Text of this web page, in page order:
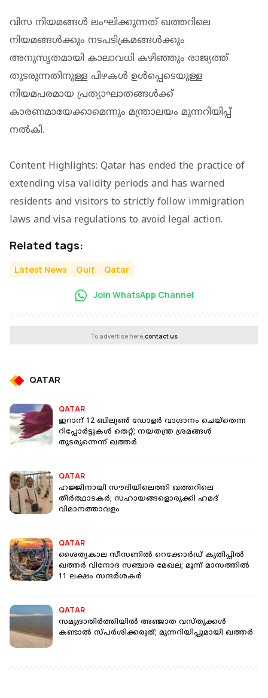
വിസ നിയമങ്ങൾ ലംഘിക്കുന്നത് ഖത്തറിലെ
നിയമങ്ങൾക്കും നടപടിക്രമങ്ങൾക്കും
അനുസൃതമായി കാലാവധി കഴിഞ്ഞും രാജ്യത്ത്
തുടരുന്നതിനുള്ള പിഴകൾ ഉൾപ്പെടെയുള്ള
നിയമപരമായ പ്രത്യാഘാതങ്ങൾക്ക്
കാരണമായേക്കാമെന്നും മന്ത്രാലയം മുന്നറിയിപ്പ്
നൽകി.
Content Highlights: Qatar has ended the practice of
extending visa validity periods and has warned
residents and visitors to strictly follow immigration
laws and visa regulations to avoid legal action.
Related tags:
Latest News Gulf Qatar
Join WhatsApp Channel
To advertise here,contact us
QATAR
QATAR
ഇറാന് 12 ബില്യൺ ഡോളർ വാഗ്ദാനം ചെയ്തെന്ന
റിപ്പോർട്ടുകൾ തെറ്റ്; നയതന്ത്ര ശ്രമങ്ങൾ
തുടരുന്നെന്ന് ഖത്തർ
QATAR
ഹജ്ജിനായി സൗദിയിലെത്തി ഖത്തറിലെ
തീർത്ഥാടകർ; സഹായങ്ങളൊരുക്കി ഹമദ്
വിമാനത്താവളം
QATAR
ശൈത്യകാല സീസണിൽ റെ​ക്കോർഡ് കുതിപ്പിൽ
ഖത്തർ വിനോദ സഞ്ചാര മേഖല; മൂന്ന് മാസത്തിൽ
11 ലക്ഷം സന്ദർശകർ
QATAR
സമുദ്രാതിർത്തിയിൽ അഞ്ജാത വസ്തുക്കൾ
കണ്ടാൽ സ്പർശിക്കരുത്; മുന്നറിയിപ്പുമായി ഖത്തർ